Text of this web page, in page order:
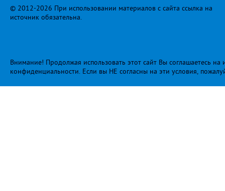
© 2012-2026 При использовании материалов с сайта ссылка на
источник обязательна.
Внимание! Продолжая использовать этот сайт Вы соглашаетесь
конфиденциальности. Если вы НЕ согласны на эти условия,